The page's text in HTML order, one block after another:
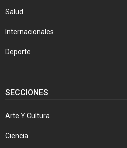
Salud
Internacionales
Deporte
SECCIONES
Arte Y Cultura
Ciencia